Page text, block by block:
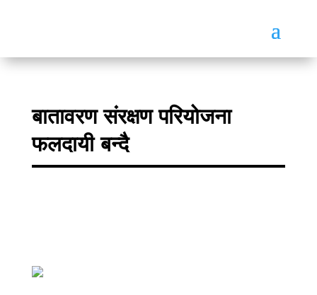
बातावरण संरक्षण परियोजना
फलदायी बन्दै